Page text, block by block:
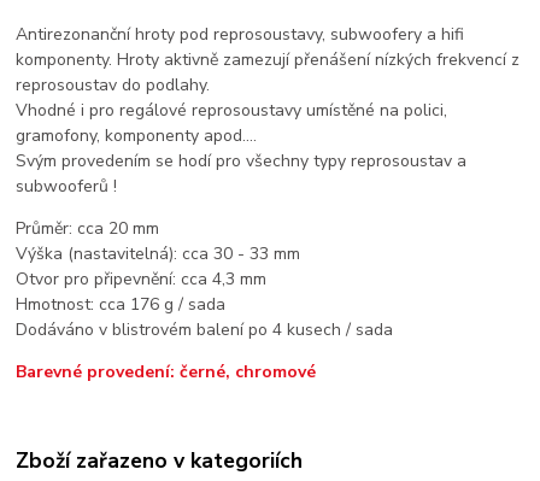
Antirezonanční hroty pod reprosoustavy, subwoofery a hifi
komponenty. Hroty aktivně zamezují přenášení nízkých frekvencí z
reprosoustav do podlahy.
Vhodné i pro regálové reprosoustavy umístěné na polici,
gramofony, komponenty apod....
Svým provedením se hodí pro všechny typy reprosoustav a
subwooferů !
Průměr: cca 20 mm
Výška (nastavitelná): cca 30 - 33 mm
Otvor pro připevnění: cca 4,3 mm
Hmotnost: cca 176 g / sada
Dodáváno v blistrovém balení po 4 kusech / sada
Barevné provedení: černé, chromové
Zboží zařazeno v kategoriích